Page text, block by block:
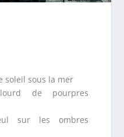
soleil sous la mer
de pourpres
sur les ombres